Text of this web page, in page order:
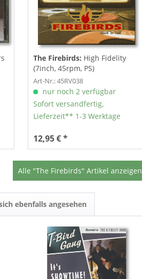
The Firebirds: High Fidelity
(7inch, 45rpm, PS)
Art-Nr.: 45RV038
nur noch 2 verfügbar
Sofort versandfertig,
Lieferzeit** 1-3 Werktage
12,95 € *
Alle "The Firebirds" Artikel anzeigen
ebenfalls angesehen